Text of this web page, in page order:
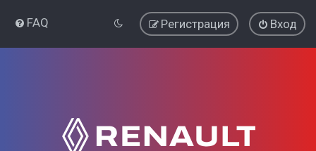
FAQ Вход
Регистрация